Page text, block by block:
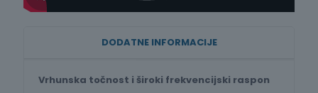
DODATNE INFORMACIJE
Vrhunska točnost i široki frekvencijski raspon